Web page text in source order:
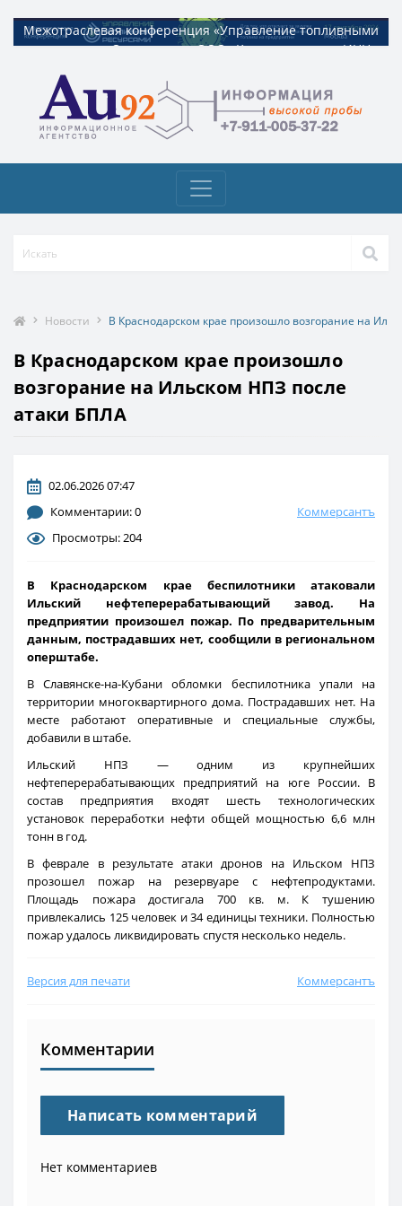
Межотраслевая конференция «Управление топливными
ресурсами». Организатор ООО «Квадрат ресурс» ИНН
Межотраслевая конференция «Управление топливными
ресурсами». Организатор ООО «Квадрат ресурс» ИНН
Новости В Краснодарском крае произошло возгорание на
В Краснодарском крае произошло
возгорание на Ильском НПЗ после
атаки БПЛА
02.06.2026 07:47
Комментарии: 0
Просмотры: 204
Коммерсантъ
В Краснодарском крае беспилотники атаковали
Ильский нефтеперерабатывающий завод. На
предприятии произошел пожар. По предварительным
данным, пострадавших нет, сообщили в региональном
оперштабе.
В Славянске-на-Кубани обломки беспилотника упали на
территории многоквартирного дома. Пострадавших нет. На
месте работают оперативные и специальные службы,
добавили в штабе.
Ильский НПЗ — одним из крупнейших
нефтеперерабатывающих предприятий на юге России. В
состав предприятия входят шесть технологических
установок переработки нефти общей мощностью 6,6 млн
тонн в год.
В феврале в результате атаки дронов на Ильском НПЗ
прозошел пожар на резервуаре с нефтепродуктами.
Площадь пожара достигала 700 кв. м. К тушению
привлекались 125 человек и 34 единицы техники. Полностью
пожар удалось ликвидировать спустя несколько недель.
Версия для печати Коммерсантъ
Комментарии
Написать комментарий
Нет комментариев